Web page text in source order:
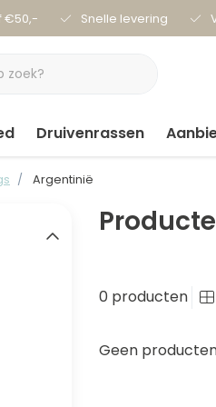
€50,- Snelle levering
Druivenrassen
Argentinië
0 producten
Geen